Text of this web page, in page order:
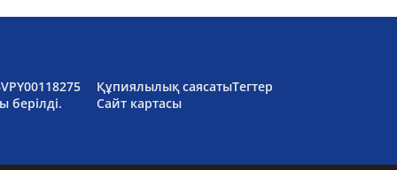
берілді.
Құпиялылық саясатыТегтер
Сайт картасы